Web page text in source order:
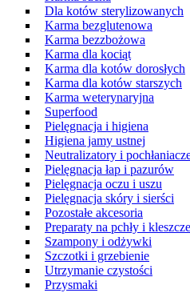
Dla kotów sterylizowanych
Karma bezglutenowa
Karma bezzbożowa
Karma dla kociąt
Karma dla kotów dorosłych
Karma dla kotów starszych
Karma weterynaryjna
Superfood
Pielęgnacja i higiena
Higiena jamy ustnej
Neutralizatory i
Pielęgnacja łap i pazurów
Pielęgnacja oczu i uszu
Pielęgnacja skóry i sierści
Pozostałe akcesoria
Preparaty na pchły i kleszcze
Szampony i odżywki
Szczotki i grzebienie
Utrzymanie czystości
Przysmaki